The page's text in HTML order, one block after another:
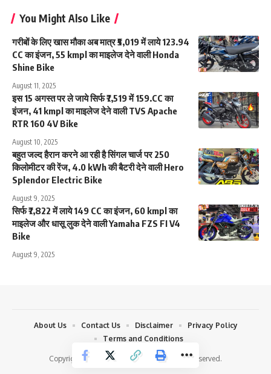
You Might Also Like
गरीबों के लिए खास मौका अब मात्र ₹5,019 में लाये 123.94
CC का इंजन, 55 kmpl का माइलेज देने वाली Honda
Shine Bike
August 11, 2025
इस 15 अगस्त पर ले जाये सिर्फ ₹7,519 में 159.CC का
इंजन, 41 kmpl का माइलेज देने वाली TVS Apache
RTR 160 4V Bike
August 10, 2025
बहुत जल्द हैरान करने आ रही है सिंगल चार्ज पर 250
किलोमीटर की रेंज, 4.0 kWh की बैटरी देने वाली Hero
Splendor Electric Bike
August 9, 2025
सिर्फ ₹7,822 में लाये 149 CC का इंजन, 60 kmpl का
माइलेज और धासू लुक देने वाली Yamaha FZS FI V4
Bike
August 9, 2025
Copyright © 2024 | Daily Auto | All Rights Reserved.
About Us Contact Us Disclaimer
Privacy Policy
Terms and Conditions